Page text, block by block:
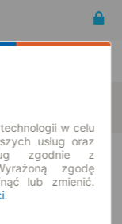
w celu
usług oraz
zgodnie z
zgodę
lub zmienić.
.